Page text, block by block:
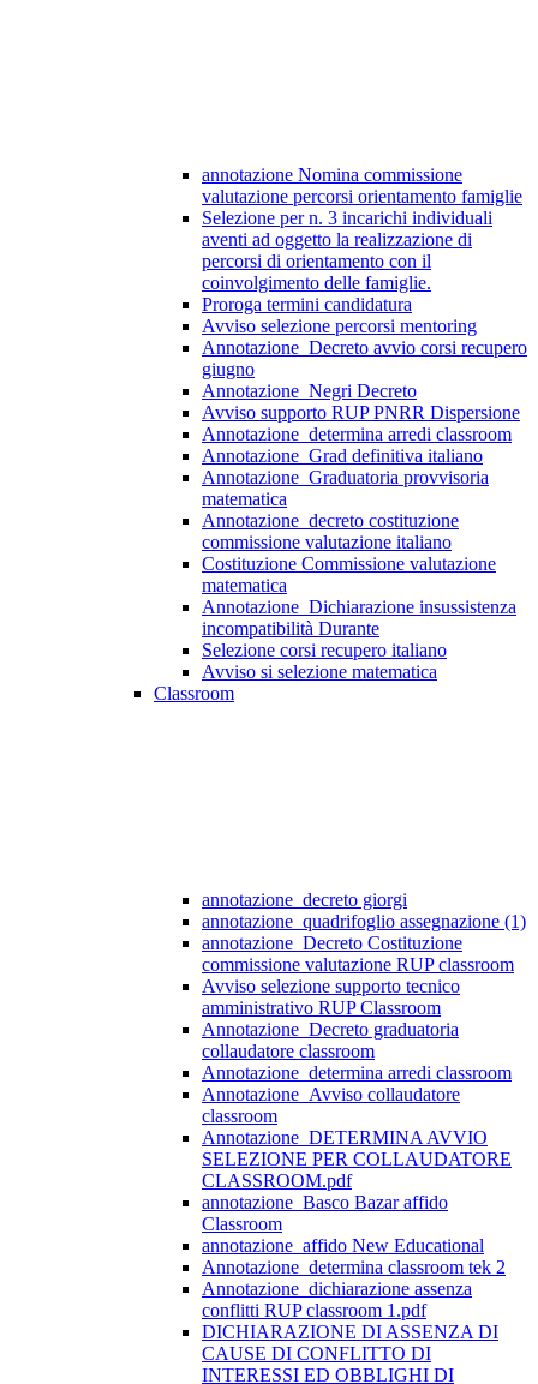
annotazione Nomina commissione
valutazione percorsi orientamento famiglie
Selezione per n. 3 incarichi individuali
aventi ad oggetto la realizzazione di
percorsi di orientamento con il
coinvolgimento delle famiglie.
Proroga termini candidatura
Avviso selezione percorsi mentoring
Annotazione_Decreto avvio corsi recupero
giugno
Annotazione_Negri Decreto
Avviso supporto RUP PNRR Dispersione
Annotazione_determina arredi classroom
Annotazione_Grad definitiva italiano
Annotazione_Graduatoria provvisoria
matematica
Annotazione_decreto costituzione
commissione valutazione italiano
Costituzione Commissione valutazione
matematica
Annotazione_Dichiarazione insussistenza
incompatibilità Durante
Selezione corsi recupero italiano
Avviso si selezione matematica
Classroom
annotazione_decreto giorgi
annotazione_quadrifoglio assegnazione (1)
annotazione_Decreto Costituzione
commissione valutazione RUP classroom
Avviso selezione supporto tecnico
amministrativo RUP Classroom
Annotazione_Decreto graduatoria
collaudatore classroom
Annotazione_determina arredi classroom
Annotazione_Avviso collaudatore
classroom
Annotazione_DETERMINA AVVIO
SELEZIONE PER COLLAUDATORE
CLASSROOM.pdf
annotazione_Basco Bazar affido
Classroom
annotazione_affido New Educational
Annotazione_determina classroom tek 2
Annotazione_dichiarazione assenza
conflitti RUP classroom 1.pdf
DICHIARAZIONE DI ASSENZA DI
CAUSE DI CONFLITTO DI
INTERESSI ED OBBLIGHI DI